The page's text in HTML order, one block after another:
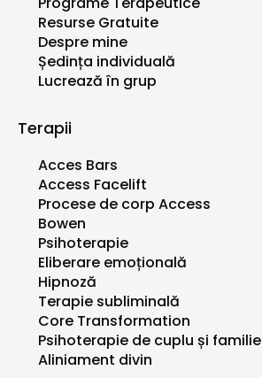
Resurse Gratuite
Despre mine
Ședința individuală
Lucrează în grup
Terapii
Acces Bars
Access Facelift
Procese de corp Access
Bowen
Psihoterapie
Eliberare emoțională
Hipnoză
Terapie subliminală
Core Transformation
Psihoterapie de cuplu și familie
Aliniament divin